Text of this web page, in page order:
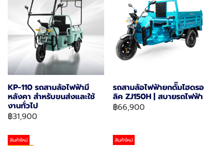
KP-110 รถสามล้อไฟฟ้ามี
หลังคา สำหรับขนส่งและใช้
งานทั่วไป
฿31,900
รถสามล้อไฟฟ้ายกดั๊มไฮดรอ
ลิค ZJ150H | สบายรถไฟฟ้า
฿66,900
สินค้าใหม่
สินค้าใหม่